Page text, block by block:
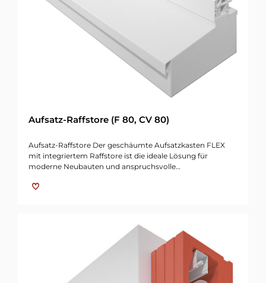
Aufsatz-Raffstore (F 80, CV 80)
Aufsatz-Raffstore Der geschäumte Aufsatzkasten FLEX
mit integriertem Raffstore ist die ideale Lösung für
moderne Neubauten und anspruchsvolle…